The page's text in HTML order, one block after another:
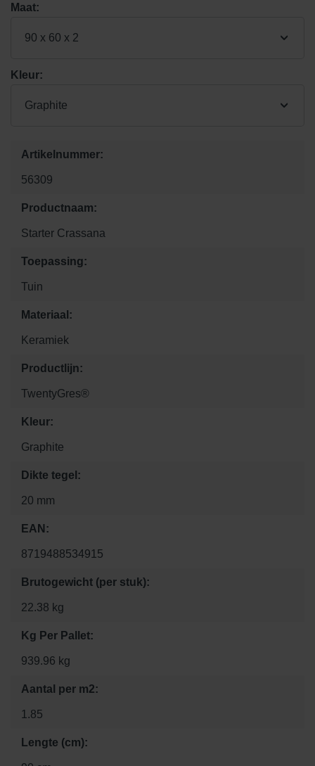
Maat:
90 x 60 x 2
Kleur:
Graphite
Artikelnummer:
56309
Productnaam:
Starter Crassana
Toepassing:
Tuin
Materiaal:
Keramiek
Productlijn:
TwentyGres®
Kleur:
Graphite
Dikte tegel:
20 mm
EAN:
8719488534915
Brutogewicht (per stuk):
22.38 kg
Kg Per Pallet:
939.96 kg
Aantal per m2:
1.85
Lengte (cm):